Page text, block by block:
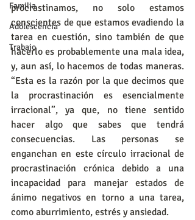
Familia
Adolescencia
Trabajo
procrastinamos, no solo estamos
conscientes de que estamos evadiendo la
tarea en cuestión, sino también de que
hacerlo es probablemente una mala idea,
y, aun así, lo hacemos de todas maneras.
“Esta es la razón por la que decimos que
la procrastinación es esencialmente
irracional”, ya que, no tiene sentido
hacer algo que sabes que tendrá
consecuencias. Las personas se
enganchan en este círculo irracional de
procrastinación crónica debido a una
incapacidad para manejar estados de
ánimo negativos en torno a una tarea,
como aburrimiento, estrés y ansiedad.